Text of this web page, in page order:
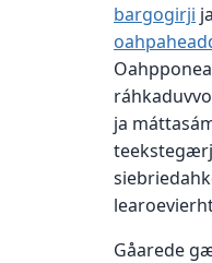
bargogirji
ja
Gåarede